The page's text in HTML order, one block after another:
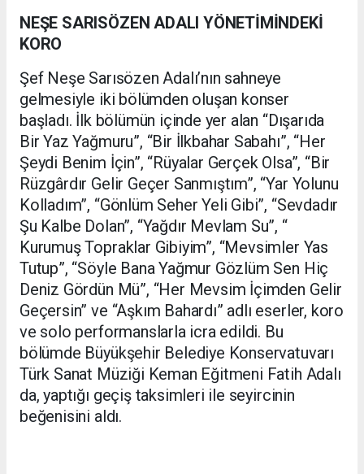
NEŞE SARISÖZEN ADALI YÖNETİMİNDEKİ
KORO
Şef Neşe Sarısözen Adalı’nın sahneye
gelmesiyle iki bölümden oluşan konser
başladı. İlk bölümün içinde yer alan “Dışarıda
Bir Yaz Yağmuru”, “Bir İlkbahar Sabahı”, “Her
Şeydi Benim İçin”, “​Rüyalar Gerçek Olsa”, “​Bir
Rüzgârdır Gelir Geçer Sanmıştım”, “​Yar Yolunu
Kolladım”, “​Gönlüm Seher Yeli Gibi”, “​Sevdadır
Şu Kalbe Dolan”, “Yağdır Mevlam Su”, “​
Kurumuş Topraklar Gibiyim”, “​Mevsimler Yas
Tutup”, “​Söyle Bana Yağmur Gözlüm Sen Hiç
Deniz Gördün Mü”, “Her Mevsim İçimden Gelir
Geçersin” ve “Aşkım Bahardı” adlı eserler, koro
ve solo performanslarla icra edildi. Bu
bölümde Büyükşehir Belediye Konservatuvarı
Türk Sanat Müziği Keman Eğitmeni Fatih Adalı
da, yaptığı geçiş taksimleri ile seyircinin
beğenisini aldı.